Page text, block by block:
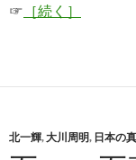
☞ ［続く］
北一輝,大川周明, 日本の